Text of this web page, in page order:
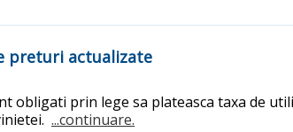
preturi actualizate
obligati prin lege sa plateasca taxa de
...continuare.